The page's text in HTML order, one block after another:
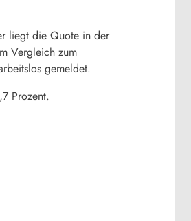
liegt die Quote in der
Vergleich zum
gemeldet.
Prozent.